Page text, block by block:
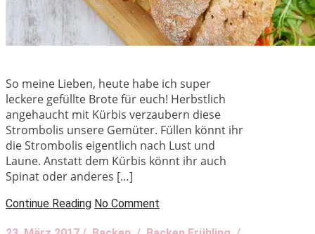
So meine Lieben, heute habe ich super
leckere gefüllte Brote für euch! Herbstlich
angehaucht mit Kürbis verzaubern diese
Strombolis unsere Gemüter. Füllen könnt ihr
die Strombolis eigentlich nach Lust und
Laune. Anstatt dem Kürbis könnt ihr auch
Spinat oder anderes […]
Continue Reading No Comment